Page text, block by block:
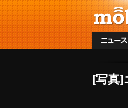
[写真]